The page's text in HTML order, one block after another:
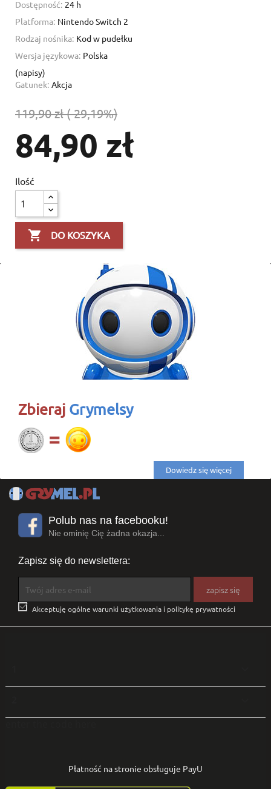
Dostępność: 24 h
Platforma: Nintendo Switch 2
Rodzaj nośnika: Kod w pudełku
Wersja językowa: Polska
(napisy)
Gatunek: Akcja
119,90 zł(-29,19%)
84,90 zł
Ilość
 DO KOSZYKA
Zbieraj Grymelsy
Dowiedz się więcej
Polub nas na facebooku!
Nie ominię Cię żadna okazja...
Zapisz się do newslettera:
 Akceptuję ogólne warunki użytkowania i politykę prywatności
Płatność na stronie obsługuje PayU